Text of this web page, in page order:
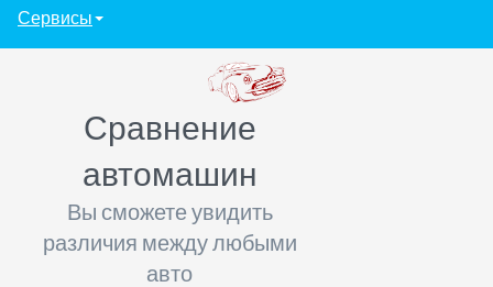
Сервисы
Сравнение
автомашин
Вы сможете увидить
различия между любыми
авто